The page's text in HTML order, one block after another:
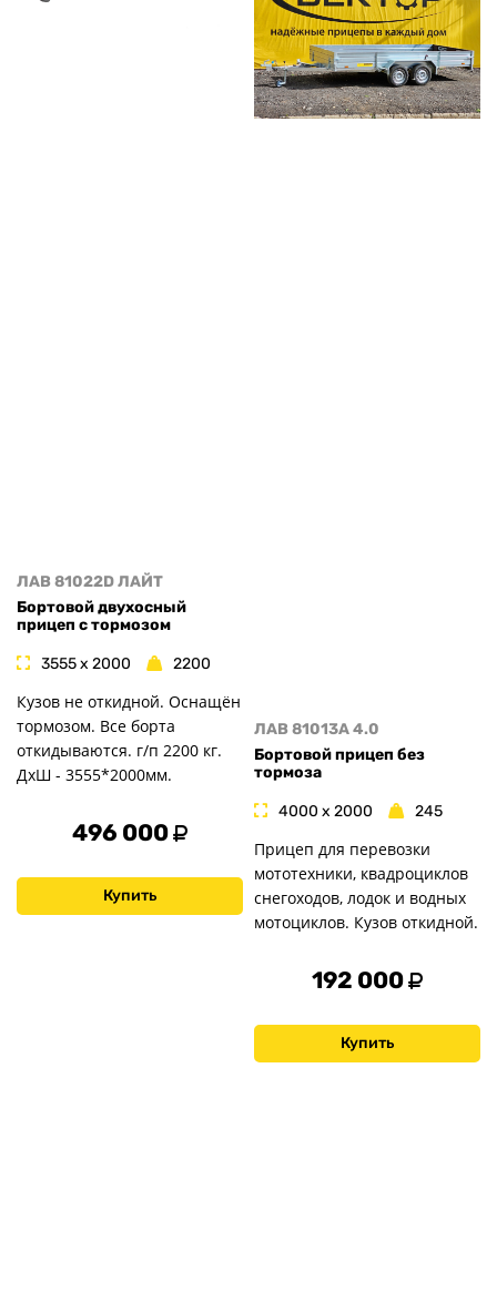
ЛАВ 81022D ЛАЙТ
Бортовой двухосный
прицеп с тормозом
3555 x 2000 2200
Кузов не откидной. Оснащён
тормозом. Все борта
откидываются. г/п 2200 кг.
ДxШ - 3555*2000мм.
496 000
Купить
ЛАВ 81013A 4.0
Бортовой прицеп без
тормоза
4000 x 2000 245
Прицеп для перевозки
мототехники, квадроциклов
снегоходов, лодок и водных
мотоциклов. Кузов откидной.
192 000
Купить